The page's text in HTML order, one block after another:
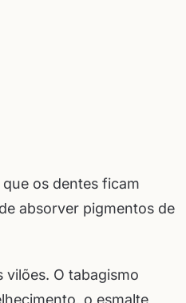
os dentes ficam
absorver pigmentos de
O tabagismo
o esmalte